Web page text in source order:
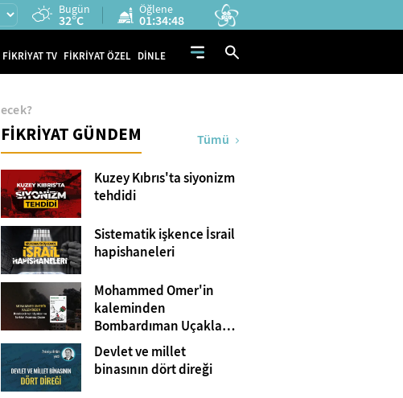
Bugün
32°C
Öğlene
01:34:47
FİKRİYAT TV FİKRİYAT ÖZEL DİNLE
FİKRİYAT GÜNDEM Tümü
Kuzey Kıbrıs'ta siyonizm
tehdidi
Sistematik işkence İsrail
hapishaneleri
Mohammed Omer'in
kaleminden
Bombardıman Uçakları
ve Tanklar Arasında
Gazze
Devlet ve millet
binasının dört direği